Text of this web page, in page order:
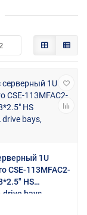
1U
CSE-113MFAC2-
HS
drive bays,